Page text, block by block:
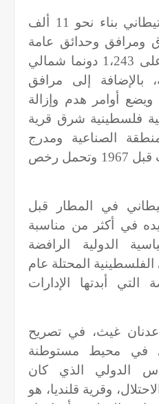
ويشمل المخطط الاستيطاني بناء نحو 11 ألف
ومرافق وحدائق عامة
ومناطق صناعية تقام على 1،243 دونما شمالي
بالإضافة إلى مرافق
أوامر هدم وإزالة
سكنية فلسطينية شرق قرية
الصناعية ومدرج
المطار، معظمها أقيمت قبل 1967 وتحمل رخص
في المطار قبل
في أكثر من مناسبة
الدولية الرافضة
المحتلة عام
التي أبدتها الإدارات
غيث، في تصريح
في محيط مستوطنة
الدولي الذي كان
وقرية قلنديا، هو